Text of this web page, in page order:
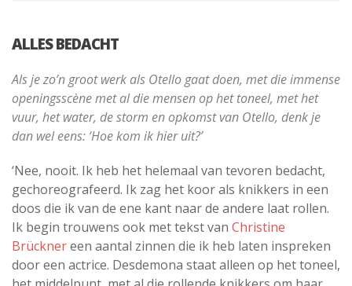
ALLES BEDACHT
Als je zo’n groot werk als Otello gaat doen, met die immense
openingsscène met al die mensen op het toneel, met het
vuur, het water, de storm en opkomst van Otello, denk je
dan wel eens: ‘Hoe kom ik hier uit?’
‘Nee, nooit. Ik heb het helemaal van tevoren bedacht,
gechoreografeerd. Ik zag het koor als knikkers in een
doos die ik van de ene kant naar de andere laat rollen.
Ik begin trouwens ook met tekst van Christine
Brücknereen aantal zinnen die ik heb laten inspreken
door een actrice. Desdemona staat alleen op het toneel,